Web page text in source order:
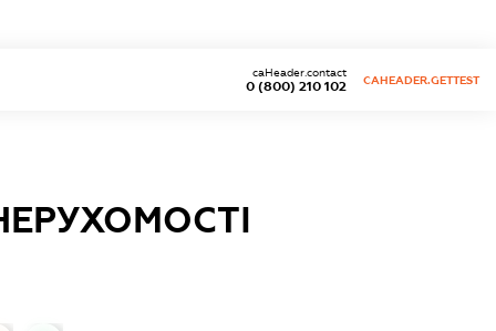
0 (800) 210 102
caHeader.contact
CAHEADER.GETTEST